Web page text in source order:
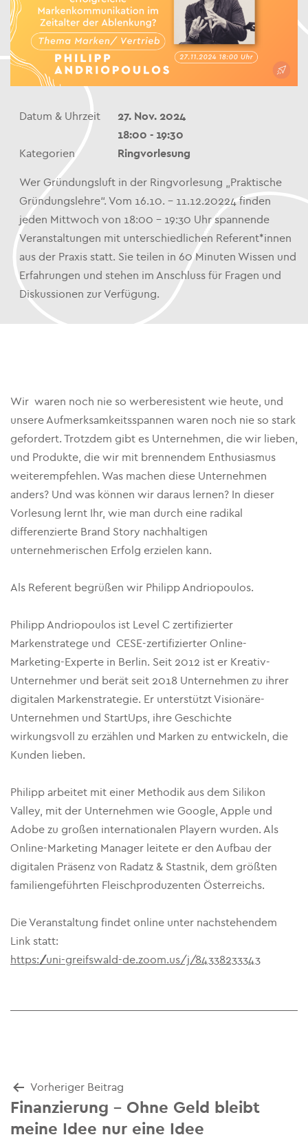
Datum & Uhrzeit
27. Nov. 2024
18:00 - 19:30
Kategorien
Ringvorlesung
Wer Gründungsluft in der Ringvorlesung „Praktische
Gründungslehre“. Vom 16.10. – 11.12.20224 finden
jeden Mittwoch von 18:00 – 19:30 Uhr spannende
Veranstaltungen mit unterschiedlichen Referent*innen
aus der Praxis statt. Sie teilen in 60 Minuten Wissen und
Erfahrungen und stehen im Anschluss für Fragen und
Diskussionen zur Verfügung.
Wir waren noch nie so werberesistent wie heute, und
unsere Aufmerksamkeitsspannen waren noch nie so stark
gefordert. Trotzdem gibt es Unternehmen, die wir lieben,
und Produkte, die wir mit brennendem Enthusiasmus
weiterempfehlen. Was machen diese Unternehmen
anders? Und was können wir daraus lernen? In dieser
Vorlesung lernt Ihr, wie man durch eine radikal
differenzierte Brand Story nachhaltigen
unternehmerischen Erfolg erzielen kann.
Als Referent begrüßen wir Philipp Andriopoulos.
Philipp Andriopoulos ist Level C zertifizierter
Markenstratege und CESE-zertifizierter Online-
Marketing-Experte in Berlin. Seit 2012 ist er Kreativ-
Unternehmer und berät seit 2018 Unternehmen zu ihrer
digitalen Markenstrategie. Er unterstützt Visionäre-
Unternehmen und StartUps, ihre Geschichte
wirkungsvoll zu erzählen und Marken zu entwickeln, die
Kunden lieben.
Philipp arbeitet mit einer Methodik aus dem Silikon
Valley, mit der Unternehmen wie Google, Apple und
Adobe zu großen internationalen Playern wurden. Als
Online-Marketing Manager leitete er den Aufbau der
digitalen Präsenz von Radatz & Stastnik, dem größten
familiengeführten Fleischproduzenten Österreichs.
Die Veranstaltung findet online unter nachstehendem
Link statt:
https://uni-greifswald-de.zoom.us/j/84338233343
Beitrags-
Navigation
Vorheriger Beitrag
Finanzierung – Ohne Geld bleibt
meine Idee nur eine Idee